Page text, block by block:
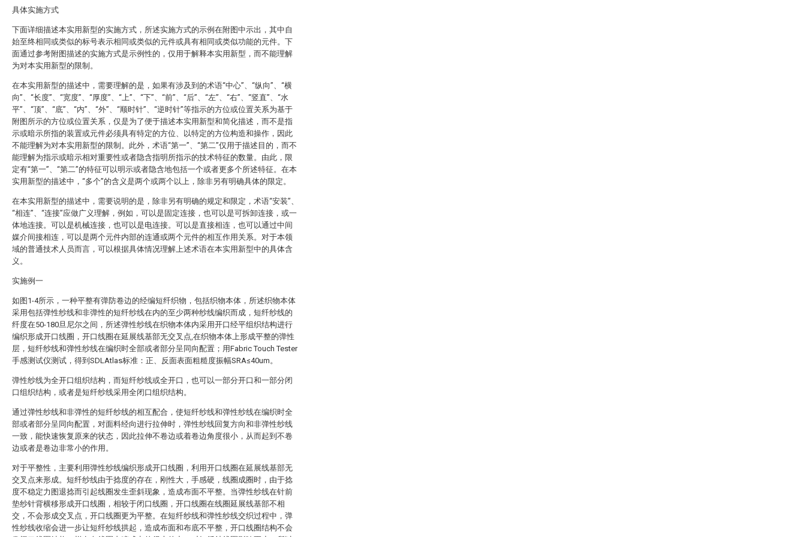
具体实施方式
下面详细描述本实用新型的实施方式，所述实施方式的示例在附图中示出，其中自
始至终相同或类似的标号表示相同或类似的元件或具有相同或类似功能的元件。下
面通过参考附图描述的实施方式是示例性的，仅用于解释本实用新型，而不能理解
为对本实用新型的限制。
在本实用新型的描述中，需要理解的是，如果有涉及到的术语“中心”、“纵向”、“横
向”、“长度”、“宽度”、“厚度”、“上”、“下”、“前”、“后”、“左”、“右”、“竖直”、“水
平”、“顶”、“底”、“内”、“外”、“顺时针”、“逆时针”等指示的方位或位置关系为基于
附图所示的方位或位置关系，仅是为了便于描述本实用新型和简化描述，而不是指
示或暗示所指的装置或元件必须具有特定的方位、以特定的方位构造和操作，因此
不能理解为对本实用新型的限制。此外，术语“第一”、“第二”仅用于描述目的，而不
能理解为指示或暗示相对重要性或者隐含指明所指示的技术特征的数量。由此，限
定有“第一”、“第二”的特征可以明示或者隐含地包括一个或者更多个所述特征。在本
实用新型的描述中，“多个”的含义是两个或两个以上，除非另有明确具体的限定。
在本实用新型的描述中，需要说明的是，除非另有明确的规定和限定，术语“安装”、
“相连”、“连接”应做广义理解，例如，可以是固定连接，也可以是可拆卸连接，或一
体地连接。可以是机械连接，也可以是电连接。可以是直接相连，也可以通过中间
媒介间接相连，可以是两个元件内部的连通或两个元件的相互作用关系。对于本领
域的普通技术人员而言，可以根据具体情况理解上述术语在本实用新型中的具体含
义。
实施例一
如图1-4所示，一种平整有弹防卷边的经编短纤织物，包括织物本体，所述织物本体
采用包括弹性纱线和非弹性的短纤纱线在内的至少两种纱线编织而成，短纤纱线的
纤度在50-180旦尼尔之间，所述弹性纱线在织物本体内采用开口经平组织结构进行
编织形成开口线圈，开口线圈在延展线基部无交叉点,在织物本体上形成平整的弹性
层，短纤纱线和弹性纱线在编织时全部或者部分呈同向配置；用Fabric Touch Tester
手感测试仪测试，得到SDLAtlas标准：正、反面表面粗糙度振幅SRA≤40um。
弹性纱线为全开口组织结构，而短纤纱线或全开口，也可以一部分开口和一部分闭
口组织结构，或者是短纤纱线采用全闭口组织结构。
通过弹性纱线和非弹性的短纤纱线的相互配合，使短纤纱线和弹性纱线在编织时全
部或者部分呈同向配置，对面料经向进行拉伸时，弹性纱线回复方向和非弹性纱线
一致，能快速恢复原来的状态，因此拉伸不卷边或着卷边角度很小，从而起到不卷
边或者是卷边非常小的作用。
对于平整性，主要利用弹性纱线编织形成开口线圈，利用开口线圈在延展线基部无
交叉点来形成。短纤纱线由于捻度的存在，刚性大，手感硬，线圈成圈时，由于捻
度不稳定力图退捻而引起线圈发生歪斜现象，造成布面不平整。当弹性纱线在针前
垫纱针背横移形成开口线圈，相较于闭口线圈，开口线圈在线圈延展线基部不相
交，不会形成交叉点，开口线圈更为平整。在短纤纱线和弹性纱线交织过程中，弹
性纱线收缩会进一步让短纤纱线拱起，造成布面和布底不平整，开口线圈结构不会